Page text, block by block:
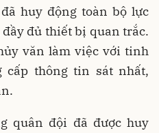
huy động toàn bộ lực
đủ thiết bị quan trắc.
văn làm việc với tinh
cấp thông tin sát nhất,
quân đội đã được huy